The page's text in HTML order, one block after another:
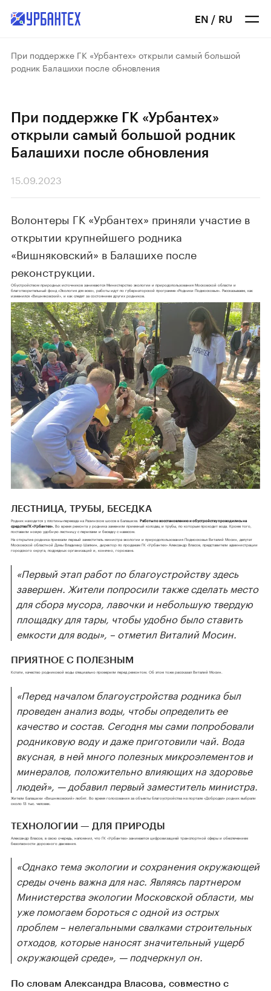
EN / RU
При поддержке ГК «Урбантех» открыли самый большой
родник Балашихи после обновления
При поддержке ГК «Урбантех»
открыли самый большой родник
Балашихи после обновления
15.09.2023
Волонтеры ГК «Урбантех» приняли участие в
открытии крупнейшего родника
«Вишняковский» в Балашихе после
реконструкции.
Обустройством природных источников занимаются Министерство экологии и природопользования Московской области и
благотворительный фонд «Экология для всех», работы идут по губернаторской программе «Родники Подмосковья». Рассказываем, как
изменился «Вишняковский», и как следят за состоянием других родников.
ЛЕСТНИЦА, ТРУБЫ, БЕСЕДКА
Родник находится у плотины-переезда на Разинском шоссе в Балашихе.Работы по восстановлению и обустройству проводились на
средства ГК «Урбантех».
Во время ремонта у родника заменили приемный колодец и трубы, по которым проходит вода. Кроме того,
поставили новую удобную лестницу с перилами и беседку с навесом.
На открытие родника приехали первый заместитель министра экологии и природопользования Подмосковья Виталий Мосин, депутат
Московской областной Думы Владимир Шапкин, директор по продажам ГК «Урбантех» Александр Власов, представители администрации
городского округа, подрядных организаций и, конечно, горожане.
«Первый этап работ по благоустройству здесь
завершен. Жители попросили также сделать место
для сбора мусора, лавочки и небольшую твердую
площадку для тары, чтобы удобно было ставить
емкости для воды», – отметил Виталий Мосин.
ПРИЯТНОЕ С ПОЛЕЗНЫМ
Кстати, качество родниковой воды специально проверили перед ремонтом. Об этом тоже рассказал Виталий Мосин.
«Перед началом благоустройства родника был
проведен анализ воды, чтобы определить ее
качество и состав. Сегодня мы сами попробовали
родниковую воду и даже приготовили чай. Вода
вкусная, в ней много полезных микроэлементов и
минералов, положительно влияющих на здоровье
людей», — добавил первый заместитель министра.
Жители Балашихи «Вишняковский» любят. Во время голосования за объекты благоустройства на портале «Добродел» родник выбрали
около 13 тыс. человек.
ТЕХНОЛОГИИ — ДЛЯ ПРИРОДЫ
Александр Власов, в свою очередь, напомнил, что ГК «Урбантех» занимается цифровизацией транспортной сферы и обеспечением
безопасности дорожного движения.
«Однако тема экологии и сохранения окружающей
среды очень важна для нас. Являясь партнером
Министерства экологии Московской области, мы
уже помогаем бороться с одной из острых
проблем – нелегальными свалками строительных
отходов, которые наносят значительный ущерб
окружающей среде», — подчеркнул он.
По словам Александра Власова, совместно с